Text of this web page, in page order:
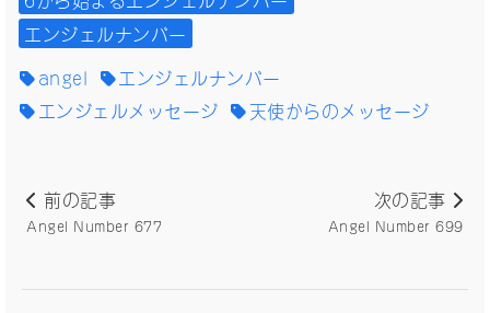
エンジェルナンバー
angel
エンジェルナンバー
エンジェルメッセージ
天使からのメッセージ
前の記事
Angel Number 677
次の記事
Angel Number 699